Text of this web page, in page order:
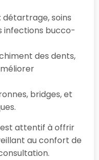
détartrage, soins
infections bucco-
des dents,
bridges, et
est attentif à offrir
au confort de